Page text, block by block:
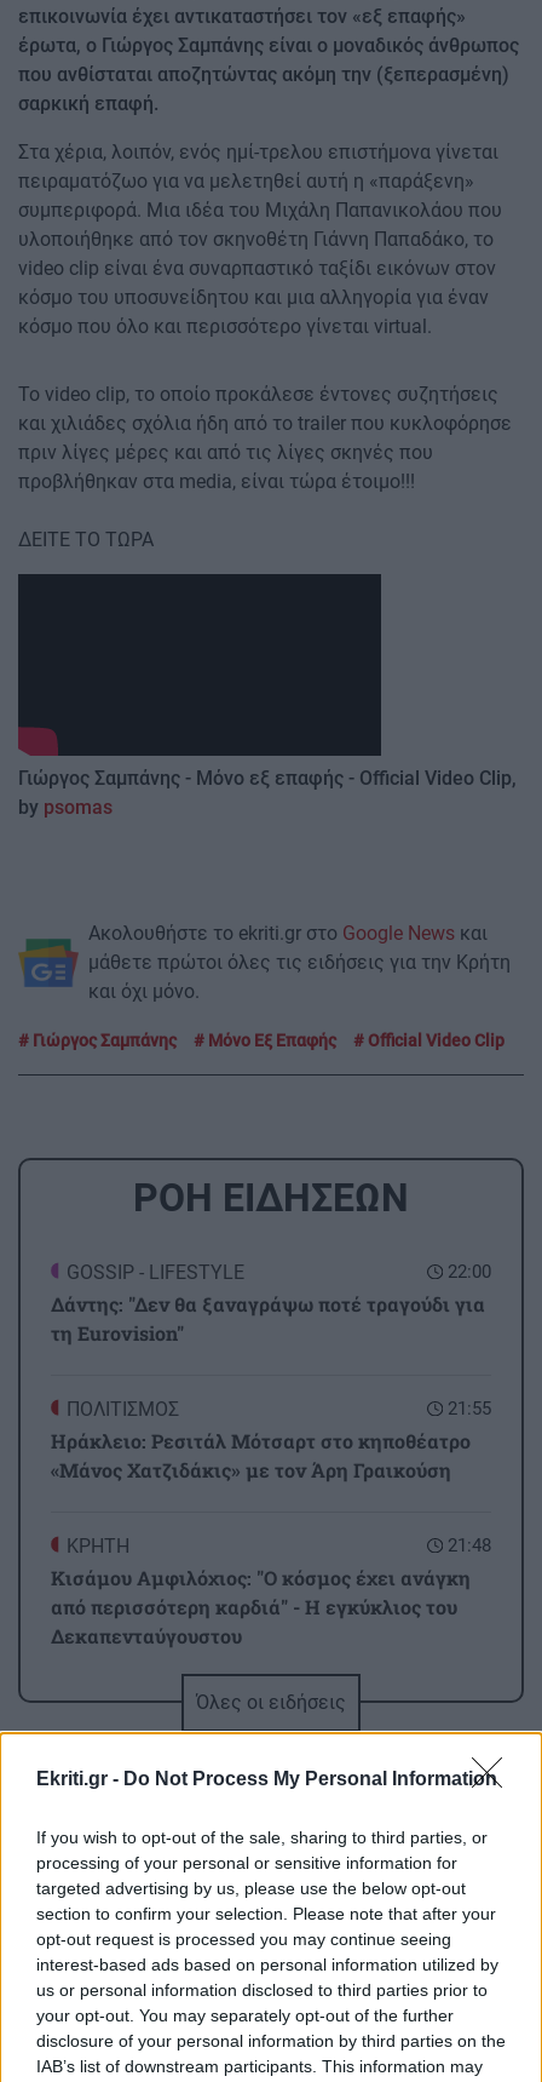
Ekriti.gr - Do Not Process My Personal Information
If you wish to opt-out of the sale, sharing to third parties, or
processing of your personal or sensitive information for
targeted advertising by us, please use the below opt-out
section to confirm your selection. Please note that after your
opt-out request is processed you may continue seeing
interest-based ads based on personal information utilized by
us or personal information disclosed to third parties prior to
your opt-out. You may separately opt-out of the further
disclosure of your personal information by third parties on the
IAB’s list of downstream participants. This information may
επικοινωνία έχει αντικαταστήσει τον «εξ επαφής»
έρωτα, ο Γιώργος Σαμπάνης είναι ο μοναδικός άνθρωπος
που ανθίσταται αποζητώντας ακόμη την (ξεπερασμένη)
σαρκική επαφή.
Στα χέρια, λοιπόν, ενός ημί-τρελου επιστήμονα γίνεται
πειραματόζωο για να μελετηθεί αυτή η «παράξενη»
συμπεριφορά. Μια ιδέα του Μιχάλη Παπανικολάου που
υλοποιήθηκε από τον σκηνοθέτη Γιάννη Παπαδάκο, το
video clip είναι ένα συναρπαστικό ταξίδι εικόνων στον
κόσμο του υποσυνείδητου και μια αλληγορία για έναν
κόσμο που όλο και περισσότερο γίνεται virtual.
Το video clip, το οποίο προκάλεσε έντονες συζητήσεις
και χιλιάδες σχόλια ήδη από το trailer που κυκλοφόρησε
πριν λίγες μέρες και από τις λίγες σκηνές που
προβλήθηκαν στα media, είναι τώρα έτοιμο!!!
ΔΕΙΤΕ ΤΟ ΤΩΡΑ
Γιώργος Σαμπάνης - Μόνο εξ επαφής - Official Video Clip,
by psomas
Ακολουθήστε το ekriti.gr στο Google News
μάθετε πρώτοι όλες τις ειδήσεις για την Κρήτη
και όχι μόνο.
Γιώργος Σαμπάνης Μόνο Εξ Επαφής Official Video Clip
ΡΟΗ ΕΙΔΗΣΕΩΝ
22:00
GOSSIP - LIFESTYLE
Δάντης: "Δεν θα ξαναγράψω ποτέ τραγούδι για
τη Eurovision"
21:55
ΠΟΛΙΤΙΣΜΟΣ
Ηράκλειο: Ρεσιτάλ Μότσαρτ στο κηποθέατρο
«Μάνος Χατζιδάκις» με τον Άρη Γραικούση
21:48
ΚΡΗΤΗ
Κισάμου Αμφιλόχιος: "Ο κόσμος έχει ανάγκη
από περισσότερη καρδιά" - Η εγκύκλιος του
Δεκαπενταύγουστου
οφείλεται σε αυτό»
21:24
ΚΟΣΜΟΣ
Ταϊλάνδη: Από τα social media έμαθε να
πυροβολεί ο 14χρονος που σκότωσε οκτώ
ανθρώπους
21:12
ΠΟΛΙΤΙΚΗ
Κικίλιας: Έρχονται 420 νέες προσλήψεις στο
Λιμενικό Σώμα
Όλες οι ειδήσεις
ΠΕΡΙΣΣΟΤΕΡΑ
GOSSIP - LIFESTYLE